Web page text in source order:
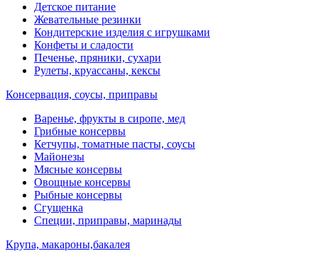
Детское питание
Жевательные резинки
Кондитерские изделия с игрушками
Конфеты и сладости
Печенье, пряники, сухари
Рулеты, круассаны, кексы
Консервация, соусы, приправы
Варенье, фрукты в сиропе, мед
Грибные консервы
Кетчупы, томатные пасты, соусы
Майонезы
Мясные консервы
Овощные консервы
Рыбные консервы
Сгущенка
Специи, приправы, маринады
Крупа, макароны,бакалея